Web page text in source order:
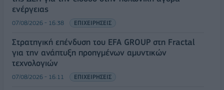
ενέργειας
07/08/2026 - 16:38 ΕΠΙΧΕΙΡΗΣΕΙΣ
Στρατηγική επένδυση του EFA GROUP στη Fractal
για την ανάπτυξη προηγμένων αμυντικών
τεχνολογιών
07/08/2026 - 16:11 ΕΠΙΧΕΙΡΗΣΕΙΣ